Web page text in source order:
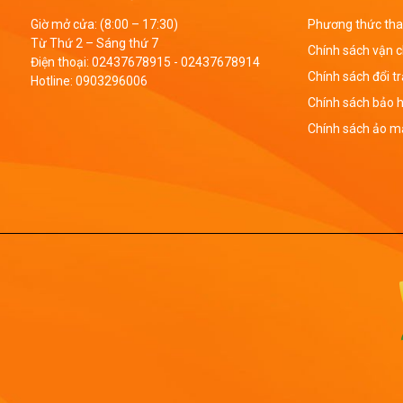
Giờ mở cửa: (8:00 – 17:30)
Từ Thứ 2 – Sáng thứ 7
Điện thoại: 02437678915 - 02437678914
Hotline: 0903296006
Phương thức
Chính sách vận
Chính sách đổi
Chính sách bảo
Chính sách ảo